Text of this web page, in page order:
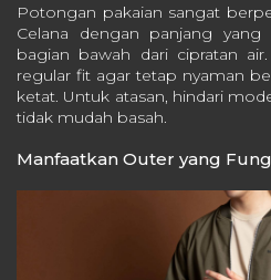
Potongan pakaian sangat
Celana dengan panjang yang
bagian bawah dari cipratan
regular fit agar tetap nyaman
ketat. Untuk atasan, hindari
tidak mudah basah.
Manfaatkan Outer yang